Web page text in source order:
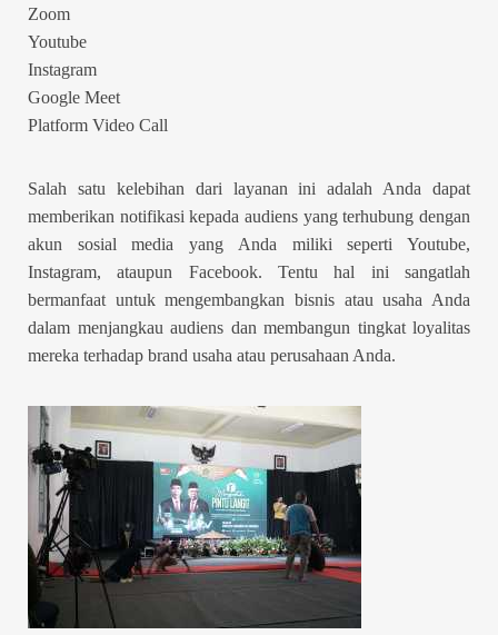
Zoom
Youtube
Instagram
Google Meet
Platform Video Call
Salah satu kelebihan dari layanan ini adalah Anda dapat
memberikan notifikasi kepada audiens yang terhubung dengan
akun sosial media yang Anda miliki seperti Youtube,
Instagram, ataupun Facebook. Tentu hal ini sangatlah
bermanfaat untuk mengembangkan bisnis atau usaha Anda
dalam menjangkau audiens dan membangun tingkat loyalitas
mereka terhadap brand usaha atau perusahaan Anda.